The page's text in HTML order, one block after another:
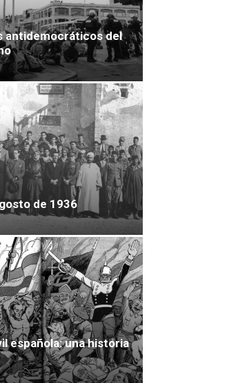
antidemocráticos del
de 1936
española: una historia